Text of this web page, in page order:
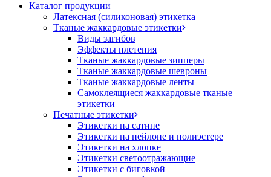
Каталог продукции
Латексная (силиконовая) этикетка
Тканые жаккардовые этикетки
Виды загибов
Эффекты плетения
Тканые жаккардовые зипперы
Тканые жаккардовые шевроны
Тканые жаккардовые ленты
Самоклеящиеся жаккардовые тканые
этикетки
Печатные этикетки
Этикетки на сатине
Этикетки на нейлоне и полиэстере
Этикетки на хлопке
Этикетки светоотражающие
Этикетки с биговкой